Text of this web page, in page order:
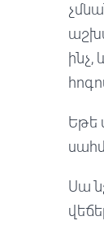
ինչ,
Եթե
Սա